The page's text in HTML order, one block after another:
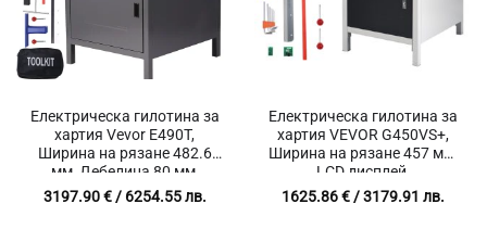
Електрическа гилотина за
хартия Vevor E490T,
Ширина на рязане 482.6
мм, Дебелина 80 мм,
Тъчскрийн
3197.90€/ 6254.55 лв.
Електрическа гилотина за
хартия VEVOR G450VS+,
Ширина на рязане 457 мм,
LCD дисплей,
Инфрачервено насочване
1625.86€/ 3179.91 лв.